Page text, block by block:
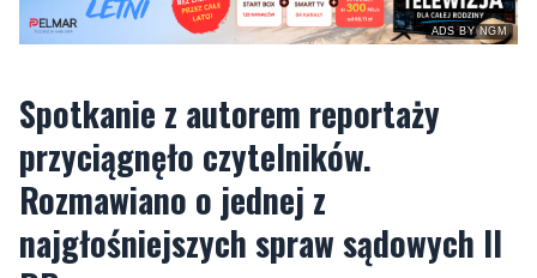
Spotkanie z autorem reportaży
Rozmawiano o jednej z
najgłośniejszych spraw sądowych II
RP
wtorek, 16 września 2025, 14:00